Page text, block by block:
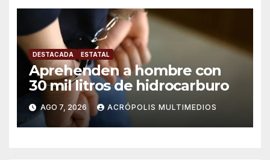
DESTACADA ESTATAL
Aprehenden a hombre con
30 mil litros de hidrocarburo
AGO 7, 2026 ACRÓPOLIS MULTIMEDIOS